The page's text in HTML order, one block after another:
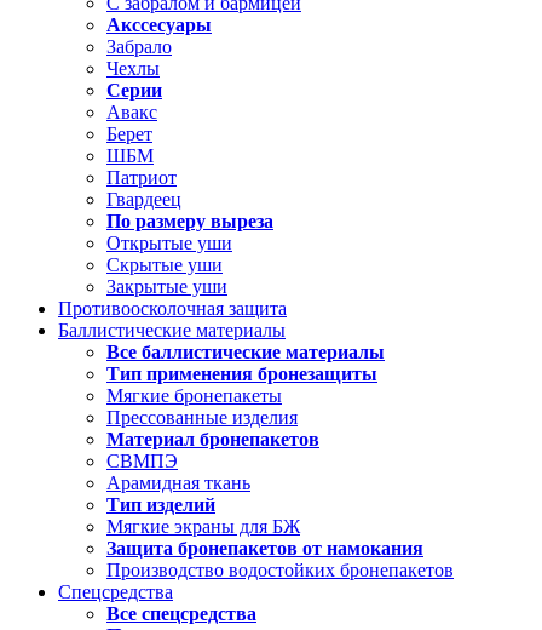
Акссесуары
Забрало
Чехлы
Серии
Авакс
Берет
ШБМ
Патриот
Гвардеец
По размеру выреза
Открытые уши
Скрытые уши
Закрытые уши
Противоосколочная защита
Баллистические материалы
Все баллистические материалы
Тип применения бронезащиты
Мягкие бронепакеты
Прессованные изделия
Материал бронепакетов
СВМПЭ
Арамидная ткань
Тип изделий
Мягкие экраны для БЖ
Защита бронепакетов от намокания
Производство водостойких бронепакетов
Спецсредства
Все спецсредства